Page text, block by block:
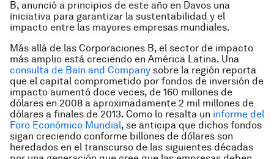
B, anunció a principios de este año en Davos una
iniciativa para garantizar la sustentabilidad y el
impacto entre las mayores empresas mundiales.
Más allá de las Corporaciones B, el sector de impacto
más amplio está creciendo en América Latina. Una
consulta de Bain and Company sobre la región reporta
que el capital comprometido por fondos de inversión de
impacto aumentó doce veces, de 160 millones de
dólares en 2008 a aproximadamente 2 mil millones de
dólares a finales de 2013. Como lo resalta un informe del
Foro Económico Mundial, se anticipa que dichos fondos
sigan creciendo conforme billones de dólares son
heredados en el transcurso de las siguientes décadas